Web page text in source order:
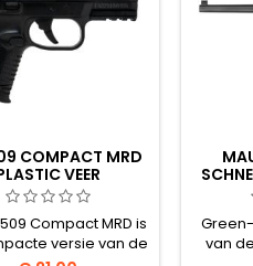
COMPACT MRD
VEER
509 Compact MRD is
versie van de
van